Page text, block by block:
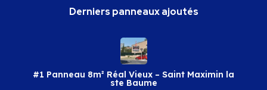
Derniers panneaux ajoutés
#1 Panneau 8m² Réal Vieux – Saint Maximin la
ste Baume